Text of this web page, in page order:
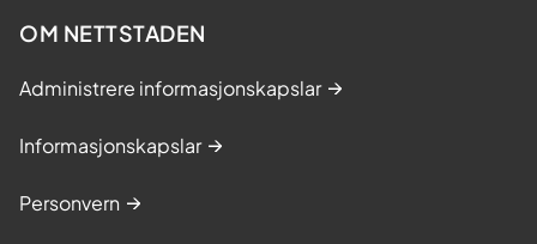
OM NETTSTADEN
Administrere informasjonskapslar
Informasjonskapslar
Personvern